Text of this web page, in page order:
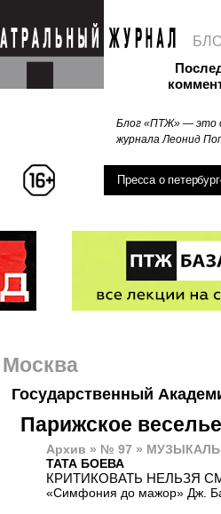
Блог «ПТЖ» — это
журнала Леонид
Пресса о
Москва
Государственный
Парижское веселье
Архив » № 97 »
ТАТА БОЕВА
КРИТИКОВАТЬ НЕЛЬЗЯ
«Симфония до мажор» Дж.